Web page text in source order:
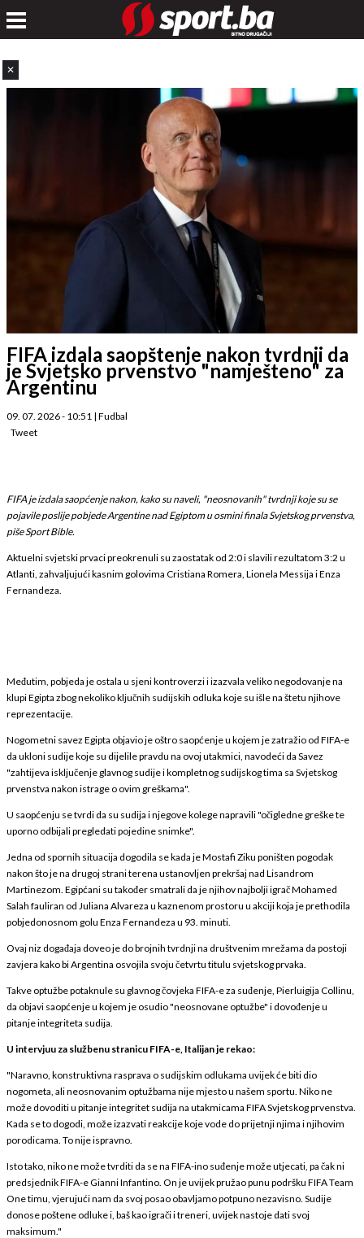
✕
FIFA izdala saopštenje nakon tvrdnji da
je Svjetsko prvenstvo "namješteno" za
Argentinu
09. 07. 2026 - 10:51 | Fudbal
Tweet
FIFA je izdala saopćenje nakon, kako su naveli, "neosnovanih" tvrdnji koje su se
pojavile poslije pobjede Argentine nad Egiptom u osmini finala Svjetskog prvenstva,
piše Sport Bible.
Aktuelni svjetski prvaci preokrenuli su zaostatak od 2:0 i slavili rezultatom 3:2 u
Atlanti, zahvaljujući kasnim golovima Cristiana Romera, Lionela Messija i Enza
Fernandeza.
Međutim, pobjeda je ostala u sjeni kontroverzi i izazvala veliko negodovanje na
klupi Egipta zbog nekoliko ključnih sudijskih odluka koje su išle na štetu njihove
reprezentacije.
Nogometni savez Egipta objavio je oštro saopćenje u kojem je zatražio od FIFA-e
da ukloni sudije koje su dijelile pravdu na ovoj utakmici, navodeći da Savez
"zahtijeva isključenje glavnog sudije i kompletnog sudijskog tima sa Svjetskog
prvenstva nakon istrage o ovim greškama".
U saopćenju se tvrdi da su sudija i njegove kolege napravili "očigledne greške te
uporno odbijali pregledati pojedine snimke".
Jedna od spornih situacija dogodila se kada je Mostafi Ziku poništen pogodak
nakon što je na drugoj strani terena ustanovljen prekršaj nad Lisandrom
Martinezom. Egipćani su također smatrali da je njihov najbolji igrač Mohamed
Salah fauliran od Juliana Alvareza u kaznenom prostoru u akciji koja je prethodila
pobjedonosnom golu Enza Fernandeza u 93. minuti.
Ovaj niz događaja doveo je do brojnih tvrdnji na društvenim mrežama da postoji
zavjera kako bi Argentina osvojila svoju četvrtu titulu svjetskog prvaka.
Takve optužbe potaknule su glavnog čovjeka FIFA-e za suđenje, Pierluigija Collinu,
da objavi saopćenje u kojem je osudio "neosnovane optužbe" i dovođenje u
pitanje integriteta sudija.
U intervjuu za službenu stranicu FIFA-e, Italijan je rekao:
"Naravno, konstruktivna rasprava o sudijskim odlukama uvijek će biti dio
nogometa, ali neosnovanim optužbama nije mjesto u našem sportu. Niko ne
može dovoditi u pitanje integritet sudija na utakmicama FIFA Svjetskog prvenstva.
Kada se to dogodi, može izazvati reakcije koje vode do prijetnji njima i njihovim
porodicama. To nije ispravno.
Isto tako, niko ne može tvrditi da se na FIFA-ino suđenje može utjecati, pa čak ni
predsjednik FIFA-e Gianni Infantino. On je uvijek pružao punu podršku FIFA Team
One timu, vjerujući nam da svoj posao obavljamo potpuno nezavisno. Sudije
donose poštene odluke i, baš kao igrači i treneri, uvijek nastoje dati svoj
maksimum."